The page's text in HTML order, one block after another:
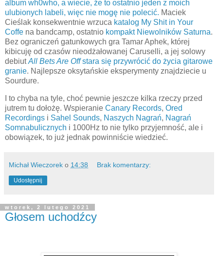
album wh0who, a wiecie, że to ostatnio jeden z moich
ulubionych labeli, więc nie mogę nie polecić. Maciek
Cieślak konsekwentnie wrzuca katalog My Shit in Your
Coffe na bandcamp, ostatnio kompakt Niewolników Saturna.
Bez ograniczeń gatunkowych gra Tamar Aphek, której
kibicuję od czasów nieodżałowanej Caruselli, a jej solowy
debiutAll Bets Are Offstara się przywrócić do życia gitarowe
granie. Najlepsze oksytańskie eksperymenty znajdziecie u
Sourdure.
I to chyba na tyle, choć pewnie jeszcze kilka rzeczy przed
jutrem tu dołożę. Wspieranie Canary Records, Ored
Recordings i Sahel Sounds, Naszych Nagrań, Nagrań
Somnabulicznych i 1000Hz to nie tylko przyjemność, ale i
obowiązek, to już jednak powinniście wiedzieć.
Michał Wieczorek o 14:38 Brak komentarzy:
Udostępnij
wtorek, 2 lutego 2021
Głosem uchodźcy